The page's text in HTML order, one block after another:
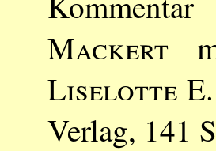
Mackert
Liselotte
Verlag, 141